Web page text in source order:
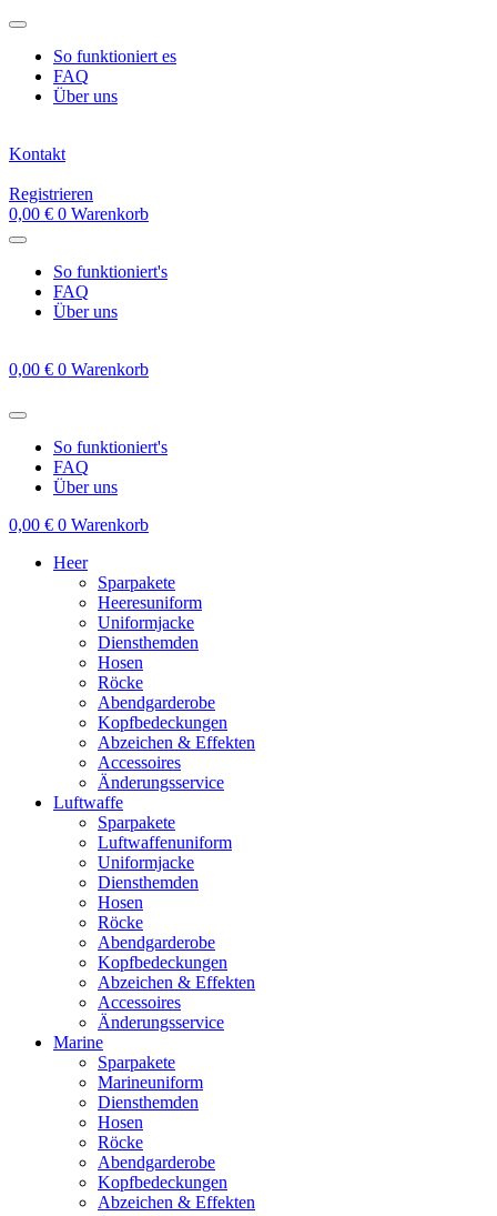
Zum
springenSo funktioniert es
FAQ
Über uns
Kontakt
Registrieren
0,00 € 0 Warenkorb
So funktioniert's
FAQ
Über uns
0,00 € 0 Warenkorb
So funktioniert's
FAQ
Über uns
0,00 € 0 Warenkorb
Heer
Sparpakete
Heeresuniform
Uniformjacke
Diensthemden
Hosen
Röcke
Abendgarderobe
Kopfbedeckungen
Abzeichen & Effekten
Accessoires
Änderungsservice
Luftwaffe
Sparpakete
Luftwaffenuniform
Uniformjacke
Diensthemden
Hosen
Röcke
Abendgarderobe
Kopfbedeckungen
Abzeichen & Effekten
Accessoires
Änderungsservice
Marine
Sparpakete
Marineuniform
Diensthemden
Hosen
Röcke
Abendgarderobe
Kopfbedeckungen
Abzeichen & Effekten